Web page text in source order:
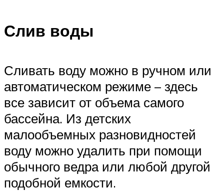
Слив воды
Сливать воду можно в ручном или
автоматическом режиме – здесь
все зависит от объема самого
бассейна. Из детских
малообъемных разновидностей
воду можно удалить при помощи
обычного ведра или любой другой
подобной емкости.